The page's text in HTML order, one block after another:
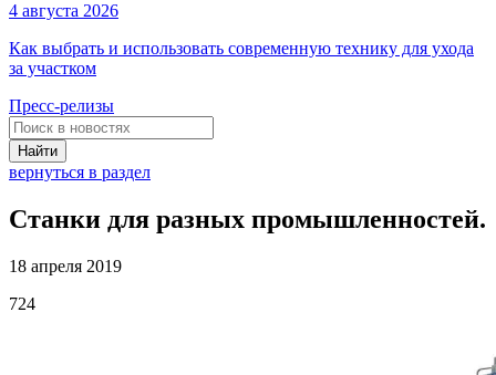
4 августа 2026
Как выбрать и использовать современную технику для ухода
за участком
Пресс-релизы
Найти
вернуться в раздел
Станки для разных промышленностей.
18 апреля 2019
724